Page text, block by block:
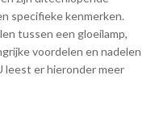
specifieke kenmerken.
tussen een gloeilamp,
voordelen en nadelen
leest er hieronder meer